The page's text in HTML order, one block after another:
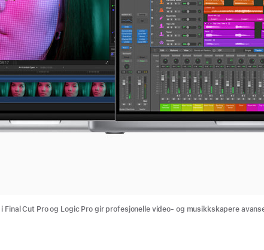
Final Cut Pro og Logic Pro gir profesjonelle video- og musikkskapere